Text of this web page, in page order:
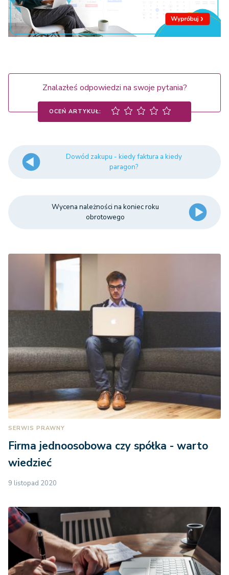
Znalazłeś odpowiedzi na swoje pytania?
OCEŃ ARTYKUŁ:
Dowód zakupu - kiedy faktura a kiedy
paragon?
Wycena należności na koniec roku
obrotowego
SERWIS PRAWNY
Firma jednoosobowa czy spółka - warto
wiedzieć
9 listopad 2020